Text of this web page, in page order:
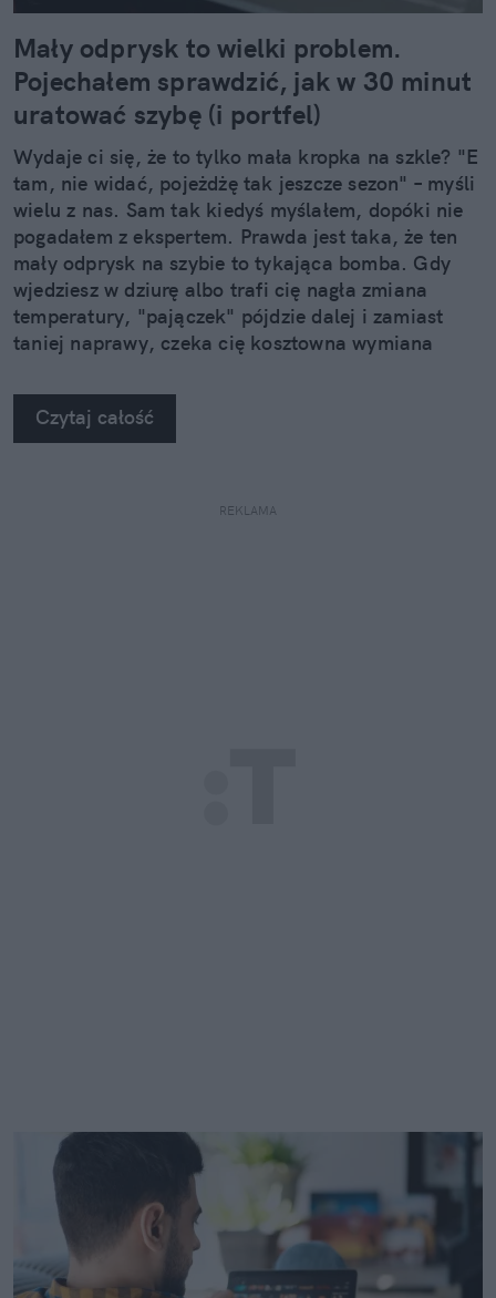
Mały odprysk to wielki problem.
Pojechałem sprawdzić, jak w 30 minut
uratować szybę (i portfel)
Wydaje ci się, że to tylko mała kropka na szkle? "E
tam, nie widać, pojeżdżę tak jeszcze sezon" – myśli
wielu z nas. Sam tak kiedyś myślałem, dopóki nie
pogadałem z ekspertem. Prawda jest taka, że ten
mały odprysk na szybie to tykająca bomba. Gdy
wjedziesz w dziurę albo trafi cię nagła zmiana
temperatury, "pajączek" pójdzie dalej i zamiast
taniej naprawy, czeka cię kosztowna wymiana
na własne oczy zobaczyć, jak profesjonaliści radzą
sobie z takimi uszkodzeniami.
Czytaj całość
REKLAMA